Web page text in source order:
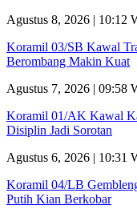
Agustus 8, 2026 | 10:12
Koramil 03/SB Kawal
Berombang Makin Kuat
Agustus 7, 2026 | 09:58
Koramil 01/AK Kawal
Disiplin Jadi Sorotan
Agustus 6, 2026 | 10:31
Koramil 04/LB
Putih Kian Berkobar